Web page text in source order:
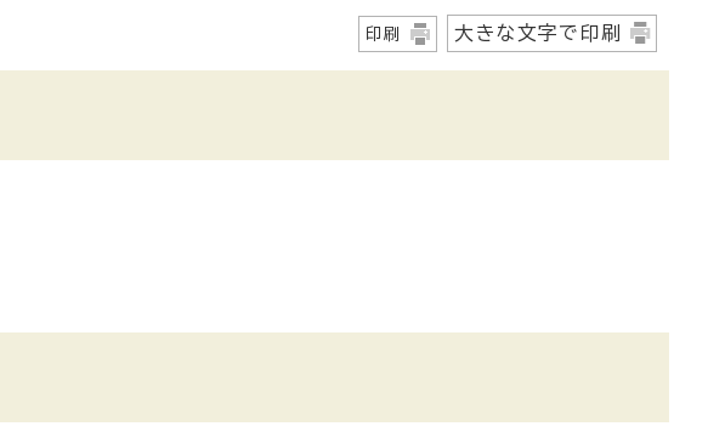
印刷 大きな文字で印刷